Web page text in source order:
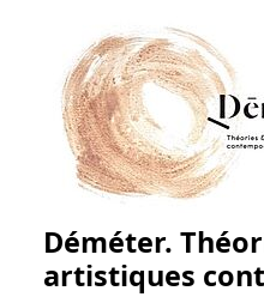
Déméter.
artistiques